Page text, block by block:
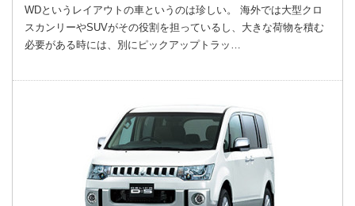
WDというレイアウトの車というのは珍しい。 海外では大型クロ
スカンリーやSUVがその役割を担っているし、大きな荷物を積む
必要がある時には、別にピックアップトラッ…